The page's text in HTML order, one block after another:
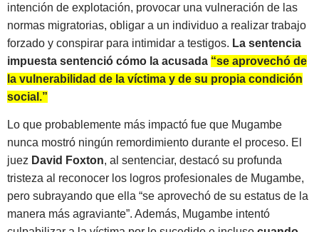
intención de explotación, provocar una vulneración de las
normas migratorias, obligar a un individuo a realizar trabajo
forzado y conspirar para intimidar a testigos. La sentencia
impuesta sentenció cómo la acusada “se aprovechó de
la vulnerabilidad de la víctima y de su propia condición
social.”
Lo que probablemente más impactó fue que Mugambe
nunca mostró ningún remordimiento durante el proceso. El
juez David Foxton, al sentenciar, destacó su profunda
tristeza al reconocer los logros profesionales de Mugambe,
pero subrayando que ella “se aprovechó de su estatus de la
manera más agraviante”. Además, Mugambe intentó